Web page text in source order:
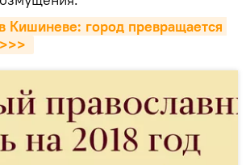
Кишиневе: город превращается